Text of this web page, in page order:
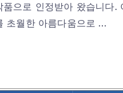
으로 인정받아 왔습니다
초월한 아름다움으로 …